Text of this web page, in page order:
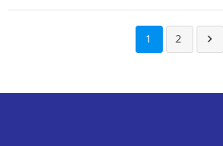
1 2 